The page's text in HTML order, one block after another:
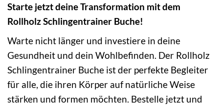
Starte jetzt deine Transformation mit dem
Rollholz Schlingentrainer Buche!
Warte nicht länger und investiere in deine
Gesundheit und dein Wohlbefinden. Der Rollholz
Schlingentrainer Buche ist der perfekte Begleiter
für alle, die ihren Körper auf natürliche Weise
stärken und formen möchten. Bestelle jetzt und